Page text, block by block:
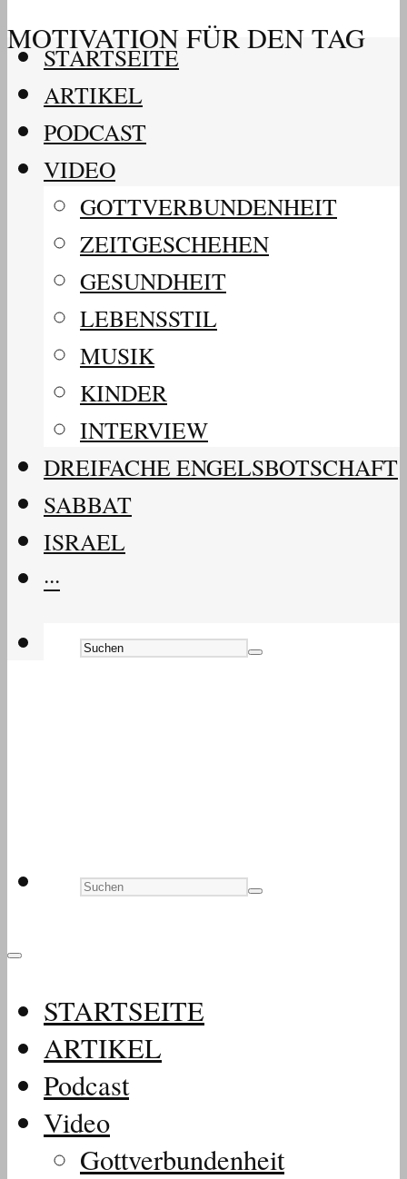
MOTIVATION FÜR DEN TAG
STARTSEITE
ARTIKEL
PODCAST
VIDEO
GOTTVERBUNDENHEIT
ZEITGESCHEHEN
GESUNDHEIT
LEBENSSTIL
MUSIK
KINDER
INTERVIEW
DREIFACHE ENGELSBOTSCHAFT
SABBAT
ISRAEL
···
STARTSEITE
ARTIKEL
Podcast
Video
Gottverbundenheit